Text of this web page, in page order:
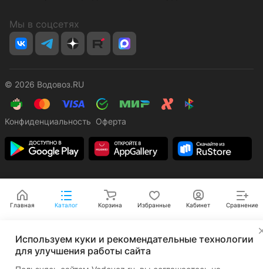
Мы в соцсетях
© 2026 Водовоз.RU
Конфиденциальность Оферта
Главная Каталог Корзина Избранные Кабинет Сравнение
Используем куки и рекомендательные технологии
для улучшения работы сайта